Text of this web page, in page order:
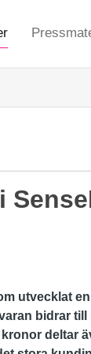
utvecklat
bidrar till
deltar